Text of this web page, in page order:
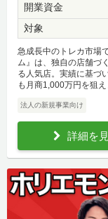
開業資金
対象
急成長中のトレカ市場
ム』は、独自の店舗づ
る人気店。実績に基づ
も月商1,000万円を狙え
法人の新規事業向け
詳細を